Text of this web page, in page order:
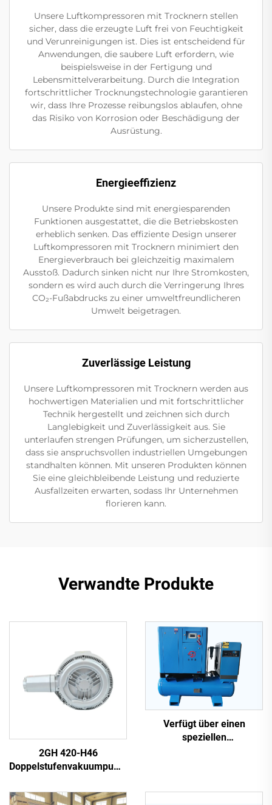
Unsere Luftkompressoren mit Trocknern stellen
sicher, dass die erzeugte Luft frei von Feuchtigkeit
und Verunreinigungen ist. Dies ist entscheidend für
Anwendungen, die saubere Luft erfordern, wie
beispielsweise in der Fertigung und
Lebensmittelverarbeitung. Durch die Integration
fortschrittlicher Trocknungstechnologie garantieren
wir, dass Ihre Prozesse reibungslos ablaufen, ohne
das Risiko von Korrosion oder Beschädigung der
Ausrüstung.
Energieeffizienz
Unsere Produkte sind mit energiesparenden
Funktionen ausgestattet, die die Betriebskosten
erheblich senken. Das effiziente Design unserer
Luftkompressoren mit Trocknern minimiert den
Energieverbrauch bei gleichzeitig maximalem
Ausstoß. Dadurch sinken nicht nur Ihre Stromkosten,
sondern es wird auch durch die Verringerung Ihres
CO₂-Fußabdrucks zu einer umweltfreundlicheren
Umwelt beigetragen.
Zuverlässige Leistung
Unsere Luftkompressoren mit Trocknern werden aus
hochwertigen Materialien und mit fortschrittlicher
Technik hergestellt und zeichnen sich durch
Langlebigkeit und Zuverlässigkeit aus. Sie
unterlaufen strengen Prüfungen, um sicherzustellen,
dass sie anspruchsvollen industriellen Umgebungen
standhalten können. Mit unseren Produkten können
Sie eine gleichbleibende Leistung und reduzierte
Ausfallzeiten erwarten, sodass Ihr Unternehmen
florieren kann.
Verwandte Produkte
2GH 420-H46
Doppelstufenvakuumpumpe
Hochdruckluftpumpe
Verfügt über einen
speziellen